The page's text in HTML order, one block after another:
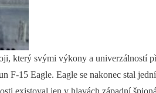
který svými výkony a univerzálností
15 Eagle. Eagle se nakonec stal
existoval jen v hlavách západní